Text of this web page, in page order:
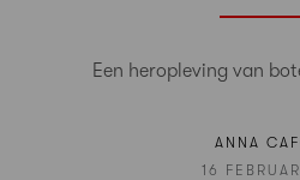
Een heropleving van
ANNA
16